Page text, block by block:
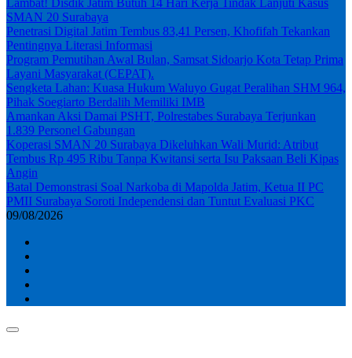
SMAN 20 Surabaya
Penetrasi Digital Jatim Tembus 83,41 Persen, Khofifah Tekankan
Pentingnya Literasi Informasi
Program Pemutihan Awal Bulan, Samsat Sidoarjo Kota Tetap Prima
Layani Masyarakat (CEPAT).
Sengketa Lahan: Kuasa Hukum Waluyo Gugat Peralihan SHM 964,
Pihak Soegiarto Berdalih Memiliki IMB
Amankan Aksi Damai PSHT, Polrestabes Surabaya Terjunkan
1.839 Personel Gabungan
Koperasi SMAN 20 Surabaya Dikeluhkan Wali Murid: Atribut
Tembus Rp 495 Ribu Tanpa Kwitansi serta Isu Paksaan Beli Kipas
Angin
Batal Demonstrasi Soal Narkoba di Mapolda Jatim, Ketua II PC
PMII Surabaya Soroti Independensi dan Tuntut Evaluasi PKC
09/08/2026